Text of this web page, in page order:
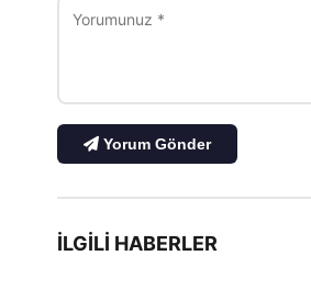
Yorum Gönder
İLGILI HABERLER